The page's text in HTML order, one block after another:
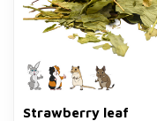
Strawberry leaf